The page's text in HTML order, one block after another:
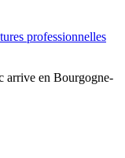
professionnelles
arrive en Bourgogne-